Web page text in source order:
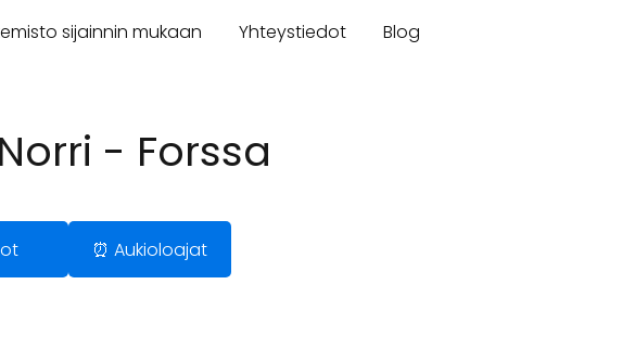
sijainnin mukaan Yhteystiedot Blog
- Forssa
⏰ Aukioloajat